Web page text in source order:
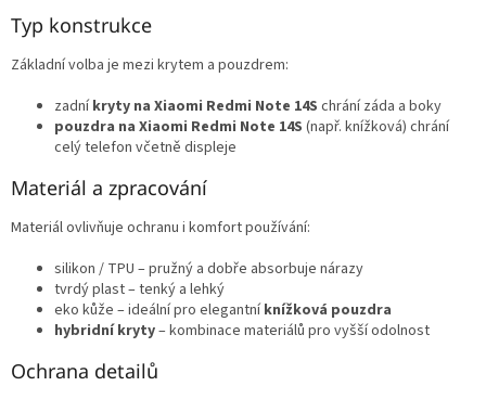
Typ konstrukce
Základní volba je mezi krytem a pouzdrem:
zadníkryty na Xiaomi Redmi Note 14S chrání záda a boky
pouzdra na Xiaomi Redmi Note 14S (např. knížková) chrání
celý telefon včetně displeje
Materiál a zpracování
Materiál ovlivňuje ochranu i komfort používání:
silikon / TPU – pružný a dobře absorbuje nárazy
tvrdý plast – tenký a lehký
eko kůže – ideální pro elegantníknížková pouzdra
hybridní kryty– kombinace materiálů pro vyšší odolnost
Ochrana detailů